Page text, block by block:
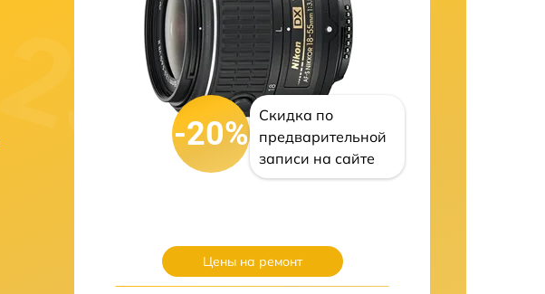
-20%
Скидка по
предварительной
записи на сайте
Цены на ремонт